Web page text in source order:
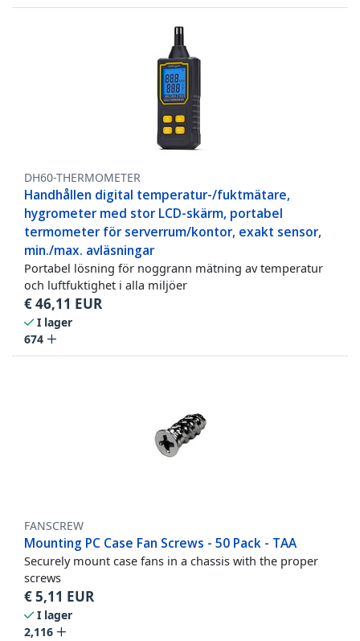
DH60-THERMOMETER
Handhållen digital temperatur-/fuktmätare,
hygrometer med stor LCD-skärm, portabel
termometer för serverrum/kontor, exakt sensor,
min./max. avläsningar
Portabel lösning för noggrann mätning av temperatur
och luftfuktighet i alla miljöer
€46,11 EUR
I lager
674
FANSCREW
Mounting PC Case Fan Screws - 50 Pack - TAA
Securely mount case fans in a chassis with the proper
screws
€5,11 EUR
I lager
2,116